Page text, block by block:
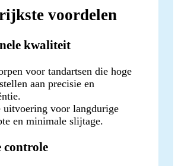
voordelen
kwaliteit
voor tandartsen die hoge
aan precisie en
uitvoering voor langdurige
en minimale slijtage.
controle